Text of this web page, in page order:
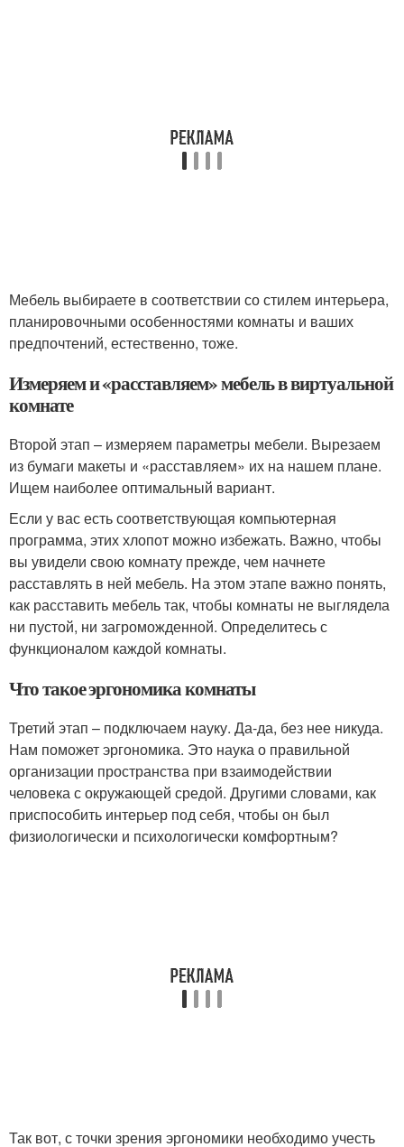
Мебель выбираете в соответствии со стилем интерьера,
планировочными особенностями комнаты и ваших
предпочтений, естественно, тоже.
Измеряем и «расставляем» мебель в виртуальной
комнате
Второй этап – измеряем параметры мебели. Вырезаем
из бумаги макеты и «расставляем» их на нашем плане.
Ищем наиболее оптимальный вариант.
Если у вас есть соответствующая компьютерная
программа, этих хлопот можно избежать. Важно, чтобы
вы увидели свою комнату прежде, чем начнете
расставлять в ней мебель. На этом этапе важно понять,
как расставить мебель так, чтобы комнаты не выглядела
ни пустой, ни загроможденной. Определитесь с
функционалом каждой комнаты.
Что такое эргономика комнаты
Третий этап – подключаем науку. Да-да, без нее никуда.
Нам поможет эргономика. Это наука о правильной
организации пространства при взаимодействии
человека с окружающей средой. Другими словами, как
приспособить интерьер под себя, чтобы он был
физиологически и психологически комфортным?
Так вот, с точки зрения эргономики необходимо учесть